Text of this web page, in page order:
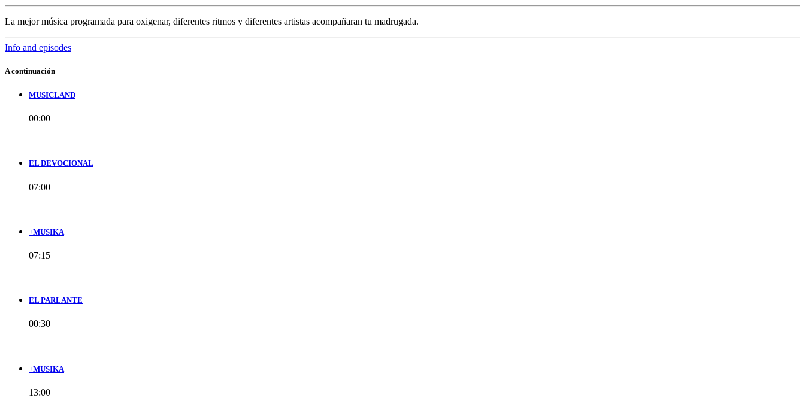
La mejor música programada para oxigenar, diferentes ritmos y diferentes artistas acompañaran tu madrugada.
Info and episodes
A continuación
MUSICLAND
00:00
EL DEVOCIONAL
07:00
+MUSIKA
07:15
EL PARLANTE
00:30
+MUSIKA
13:00